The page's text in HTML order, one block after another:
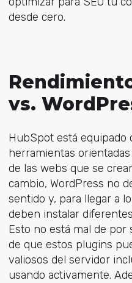
desde cero.
vs.
HubSpot está equipado
herramientas
de las webs que se
cambio, WordPress no
sentido y, para llegar a
deben instalar
Esto no está mal de por
de que estos plugins
valiosos del servidor
usando activamente.